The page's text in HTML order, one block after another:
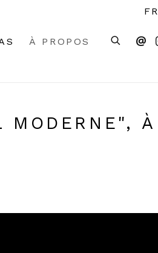
À PROPOS
FR
À